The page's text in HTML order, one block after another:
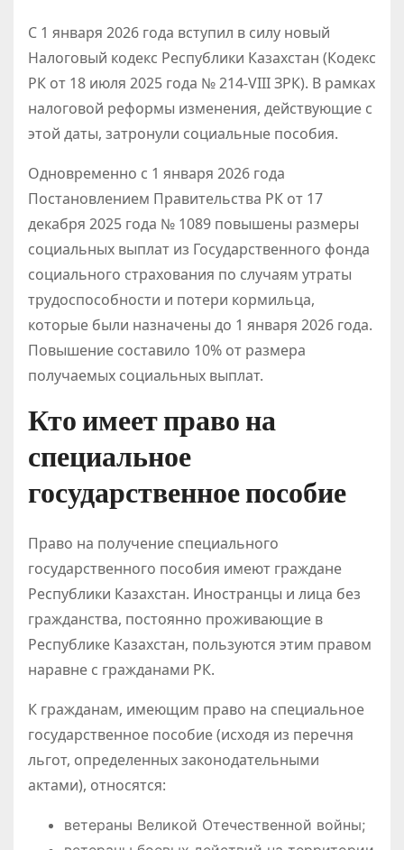
С 1 января 2026 года вступил в силу новый
Налоговый кодекс Республики Казахстан (Кодекс
РК от 18 июля 2025 года № 214-VIII ЗРК). В рамках
налоговой реформы изменения, действующие с
этой даты, затронули социальные пособия.
Одновременно с 1 января 2026 года
Постановлением Правительства РК от 17
декабря 2025 года № 1089 повышены размеры
социальных выплат из Государственного фонда
социального страхования по случаям утраты
трудоспособности и потери кормильца,
которые были назначены до 1 января 2026 года.
Повышение составило 10% от размера
получаемых социальных выплат.
Кто имеет право на
специальное
государственное пособие
Право на получение специального
государственного пособия имеют граждане
Республики Казахстан. Иностранцы и лица без
гражданства, постоянно проживающие в
Республике Казахстан, пользуются этим правом
наравне с гражданами РК.
К гражданам, имеющим право на специальное
государственное пособие (исходя из перечня
льгот, определенных законодательными
актами), относятся:
ветераны Великой Отечественной войны;